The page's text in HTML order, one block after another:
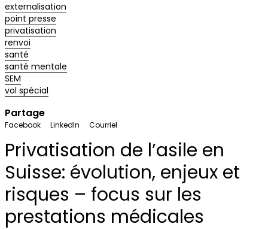
externalisation
point presse
privatisation
renvoi
santé
santé mentale
SEM
vol spécial
Partage
Facebook LinkedIn Courriel
Privatisation de l’asile en
Suisse: évolution, enjeux et
risques – focus sur les
prestations médicales